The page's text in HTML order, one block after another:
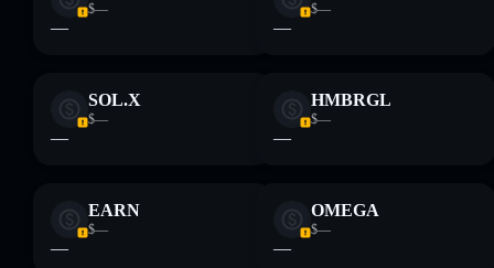
$—
—
$—
—
SOL.X
$—
—
HMBRGL
$—
—
EARN
$—
—
OMEGA
$—
—